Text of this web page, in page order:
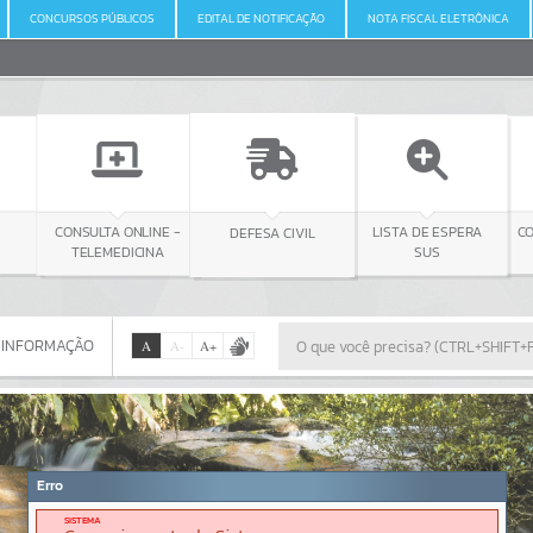
CONCURSOS PÚBLICOS EDITAL DE NOTIFICAÇÃO NOTA FISCAL ELETRÔNICA
-
DEFESA CIVIL
LISTA DE ESPERA
CONSULTA LICITAÇÃO
Por favor, aguarde...
A A- A+
Erro
SISTEMA